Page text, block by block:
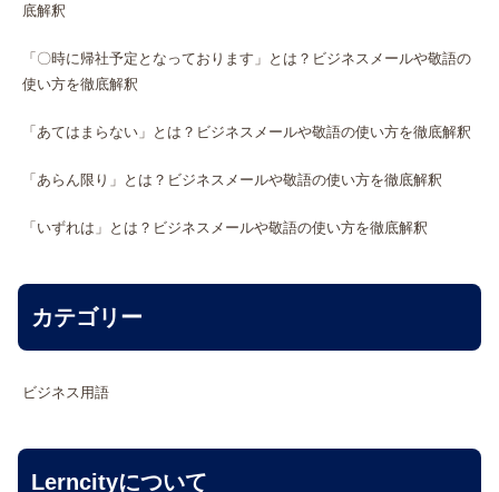
底解釈
「〇時に帰社予定となっております」とは？ビジネスメールや敬語の
使い方を徹底解釈
「あてはまらない」とは？ビジネスメールや敬語の使い方を徹底解釈
「あらん限り」とは？ビジネスメールや敬語の使い方を徹底解釈
「いずれは」とは？ビジネスメールや敬語の使い方を徹底解釈
カテゴリー
ビジネス用語
Lerncityについて